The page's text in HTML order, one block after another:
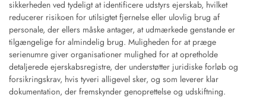
sikkerheden ved tydeligt at identificere udstyrs ejerskab, hvilket
reducerer risikoen for utilsigtet fjernelse eller ulovlig brug af
personale, der ellers måske antager, at udmærkede genstande er
tilgængelige for almindelig brug. Muligheden for at præge
serienumre giver organisationer mulighed for at opretholde
detaljerede ejerskabsregistre, der understøtter juridiske forløb og
forsikringskrav, hvis tyveri alligevel sker, og som leverer klar
dokumentation, der fremskynder genoprettelse og udskiftning.